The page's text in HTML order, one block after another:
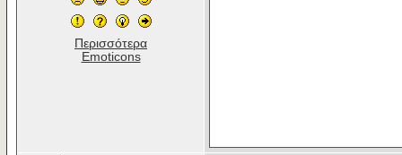
Περισσότερα
Emoticons